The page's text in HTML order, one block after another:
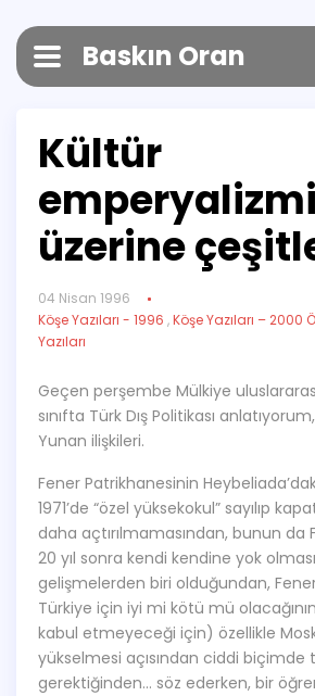
Baskın Oran
Kültür
emperyalizmi
üzerine
04 Nisan 1996
Köşe Yazıları - 1996 ,Köşe Yazıları – 2000
Yazıları
Geçen perşembe Mülkiye
sınıfta Türk Dış Politikası
Yunan ilişkileri.
Fener Patrikhanesinin
1971’de “özel yüksekokul” sayılıp
daha açtırılmamasından, bunun da
20 yıl sonra kendi kendine yok
gelişmelerden biri olduğundan,
Türkiye için iyi mi kötü mü
kabul etmeyeceği için) özellikle
yükselmesi açısından ciddi biçimde
gerektiğinden… söz ederken, bir